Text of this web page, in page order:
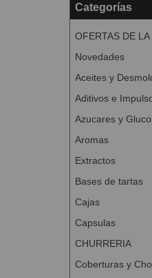
Categorías
OFERTAS DE LA
Novedades
Aceites y
Aditivos e
Azucares y
Aromas
Extractos
Bases de tartas
Cajas
Capsulas
CHURRERIA
Coberturas y